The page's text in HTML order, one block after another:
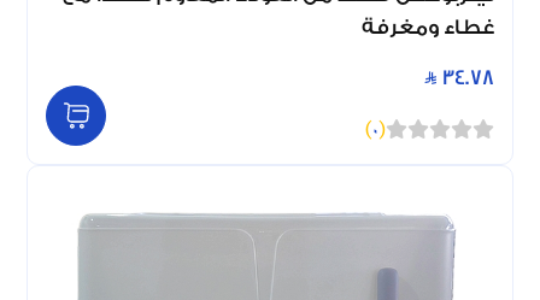
غطاء ومغرفة
34.78
(
0
)